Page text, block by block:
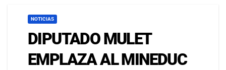
NOTICIAS
DIPUTADO MULET
EMPLAZA AL MINEDUC